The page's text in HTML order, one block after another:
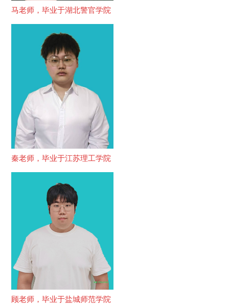
马老师，毕业于湖北警官学院
秦老师，毕业于江苏理工学院
顾老师，毕业于盐城师范学院